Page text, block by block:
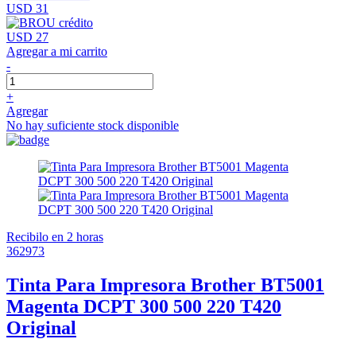
USD 31
USD 27
Agregar a mi carrito
-
+
Agregar
No hay suficiente stock disponible
Recibilo en 2 horas
362973
Tinta Para Impresora Brother BT5001
Magenta DCPT 300 500 220 T420
Original